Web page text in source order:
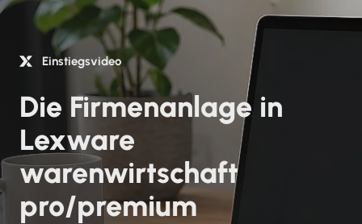
Einstiegsvideo
Die Firmenanlage in
Lexware
warenwirtschaft
pro/premium